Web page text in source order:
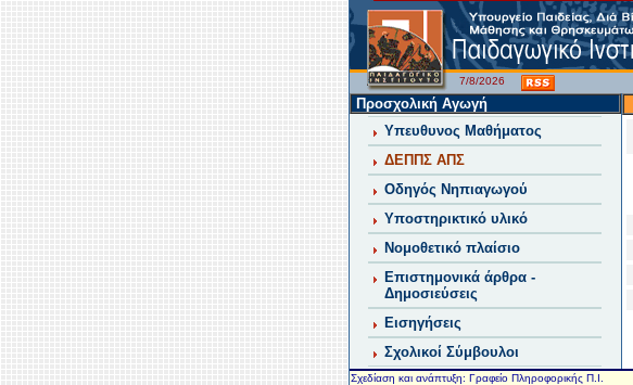
7/8/2026
Προσχολική Αγωγή
Υπευθυνος Μαθήματος
ΔΕΠΠΣ ΑΠΣ
Οδηγός Νηπιαγωγού
Υποστηρικτικό υλικό
Νομοθετικό πλαίσιο
Επιστημονικά άρθρα -
Δημοσιεύσεις
Εισηγήσεις
Σχολικοί Σύμβουλοι
Σχεδίαση και ανάπτυξη: Γραφείο Πληροφορικής Π.Ι.